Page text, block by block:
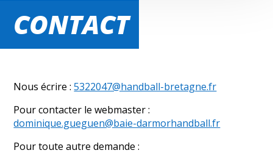
CONTACT
Nous écrire :5322047@handball-bretagne.fr
Pour contacter le webmaster :
dominique.gueguen@baie-darmorhandball.fr
Pour toute autre demande :